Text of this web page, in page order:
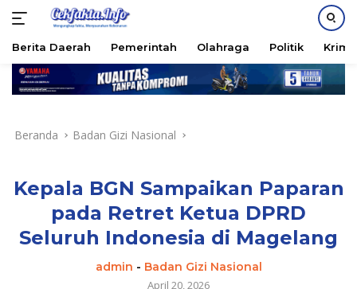
Langsung
Berita Daerah Pemerintah Olahraga Politik
Beranda Badan Gizi Nasional
Kepala BGN Sampaikan Paparan
pada Retret Ketua DPRD
Seluruh Indonesia di Magelang
admin - Badan Gizi Nasional
April 20, 2026